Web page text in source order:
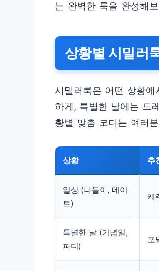
는 완벽한 룩을 완성해
상황별 시밀러
시밀러룩은 어떤 상황
하게, 특별한 날에는 드
황별 맞춤 코디는 여러
상황 추
일상 (나들이, 데이
트)
캐
특별한 날 (기념일,
파티)
포